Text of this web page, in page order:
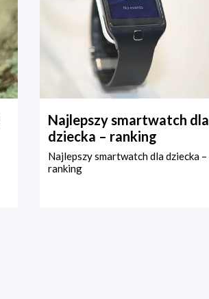
Najlepszy smartwatch dla
dziecka – ranking
Najlepszy smartwatch dla dziecka –
ranking